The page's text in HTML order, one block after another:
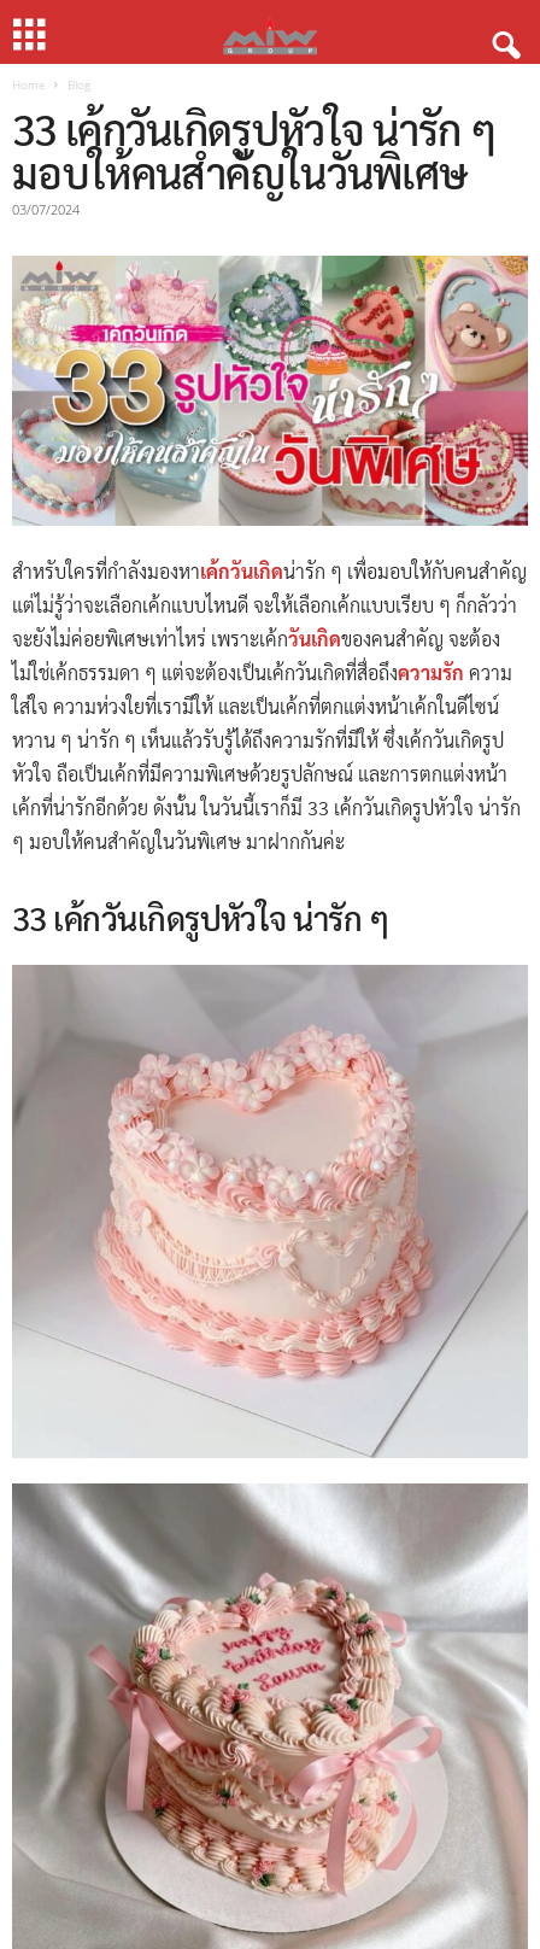
Home Blog
33 เค้กวันเกิดรูปหัวใจ น่ารัก ๆ
มอบให้คนสำคัญในวันพิเศษ
03/07/2024
สำหรับใครที่กำลังมองหาเค้กวันเกิดน่ารัก ๆ เพื่อมอบให้กับคนสำคัญ
แต่ไม่รู้ว่าจะเลือกเค้กแบบไหนดี จะให้เลือกเค้กแบบเรียบ ๆ ก็กลัวว่า
จะยังไม่ค่อยพิเศษเท่าไหร่ เพราะเค้กวันเกิดของคนสำคัญ จะต้อง
ไม่ใช่เค้กธรรมดา ๆ แต่จะต้องเป็นเค้กวันเกิดที่สื่อถึงความรัก ความ
ใส่ใจ ความห่วงใยที่เรามีให้ และเป็นเค้กที่ตกแต่งหน้าเค้กในดีไซน์
หวาน ๆ น่ารัก ๆ เห็นแล้วรับรู้ได้ถึงความรักที่มีให้ ซึ่งเค้กวันเกิดรูป
หัวใจ ถือเป็นเค้กที่มีความพิเศษด้วยรูปลักษณ์ และการตกแต่งหน้า
เค้กที่น่ารักอีกด้วย ดังนั้น ในวันนี้เราก็มี 33 เค้กวันเกิดรูปหัวใจ น่ารัก
ๆ มอบให้คนสำคัญในวันพิเศษ มาฝากกันค่ะ
33 เค้กวันเกิดรูปหัวใจ น่ารัก ๆ